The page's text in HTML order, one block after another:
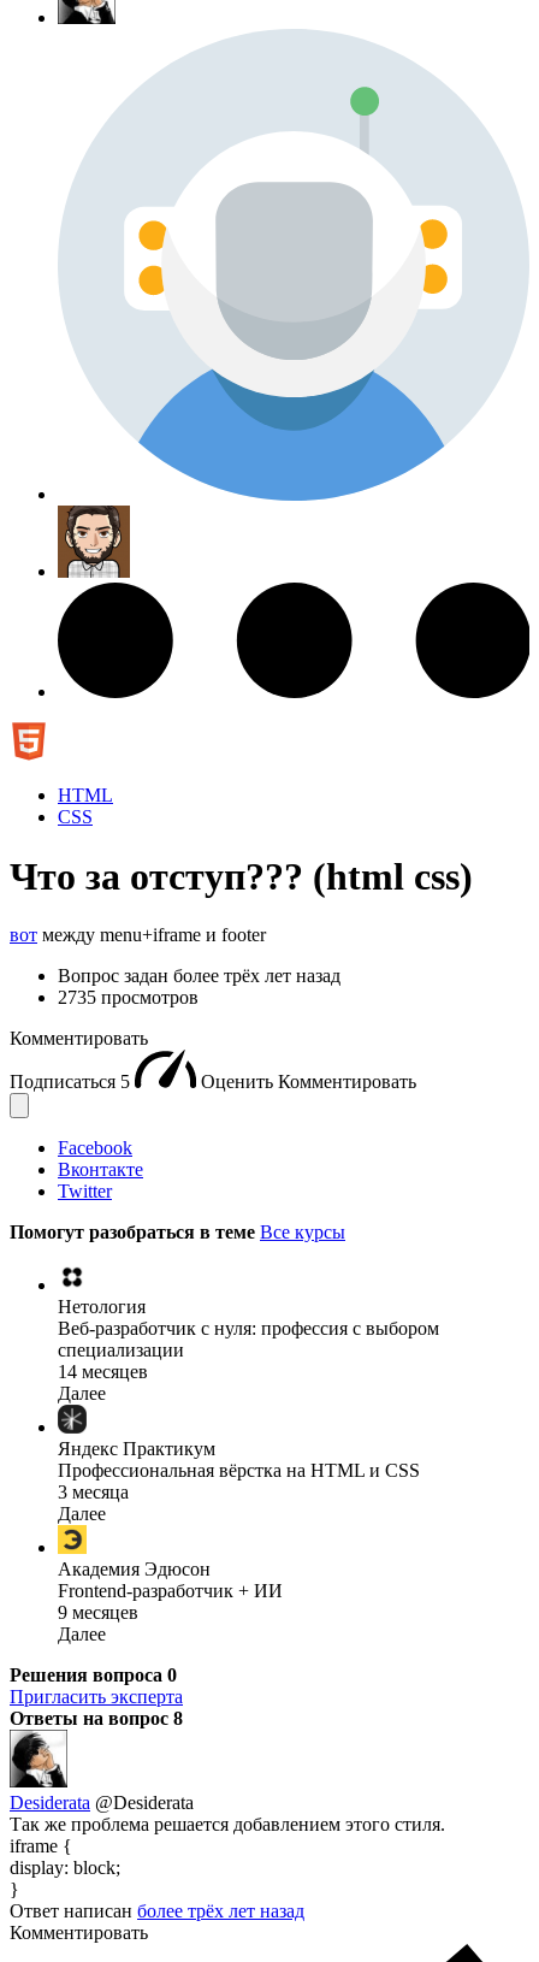
HTML
CSS
Что за отступ??? (html css)
вот между menu+iframe и footer
Вопрос задан более трёх лет назад
2735 просмотров
Комментировать
Подписаться 5 Оценить Комментировать
Facebook
Вконтакте
Twitter
Помогут разобраться в теме Все курсы
Нетология
Веб-разработчик с нуля: профессия с выбором
специализации
14 месяцев
Далее
Яндекс Практикум
Профессиональная вёрстка на HTML и CSS
3 месяца
Далее
Академия Эдюсон
Frontend-разработчик + ИИ
9 месяцев
Далее
Решения вопроса 0
Пригласить эксперта
Ответы на вопрос 8
Desiderata @Desiderata
Так же проблема решается добавлением этого стиля.
iframe {
display: block;
}
Ответ написан более трёх лет назад
Комментировать